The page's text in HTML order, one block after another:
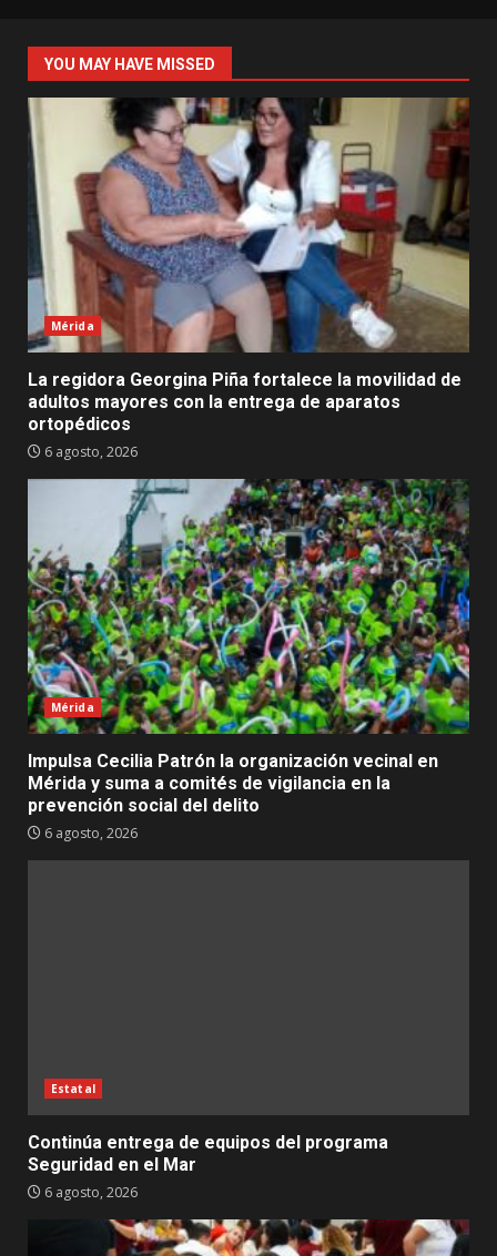
YOU MAY HAVE MISSED
Mérida
La regidora Georgina Piña fortalece la movilidad de
adultos mayores con la entrega de aparatos
ortopédicos
6 agosto, 2026
Mérida
Impulsa Cecilia Patrón la organización vecinal en
Mérida y suma a comités de vigilancia en la
prevención social del delito
6 agosto, 2026
Estatal
Continúa entrega de equipos del programa
Seguridad en el Mar
6 agosto, 2026